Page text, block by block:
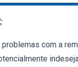
problemas com a